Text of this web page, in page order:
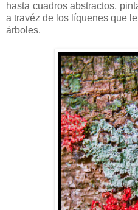
hasta cuadros abstractos,
a travéz de los líquenes que
árboles.